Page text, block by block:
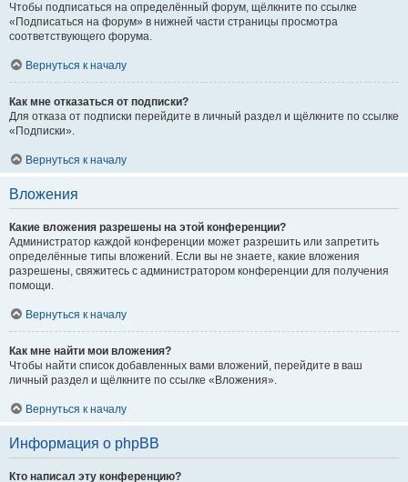
Чтобы подписаться на определённый форум, щёлкните по ссылке
«Подписаться на форум» в нижней части страницы просмотра
соответствующего форума.
Вернуться к началу
Как мне отказаться от подписки?
Для отказа от подписки перейдите в личный раздел и щёлкните по ссылке
«Подписки».
Вернуться к началу
Вложения
Какие вложения разрешены на этой конференции?
Администратор каждой конференции может разрешить или запретить
определённые типы вложений. Если вы не знаете, какие вложения
разрешены, свяжитесь с администратором конференции для получения
помощи.
Вернуться к началу
Как мне найти мои вложения?
Чтобы найти список добавленных вами вложений, перейдите в ваш
личный раздел и щёлкните по ссылке «Вложения».
Вернуться к началу
Информация о phpBB
Кто написал эту конференцию?